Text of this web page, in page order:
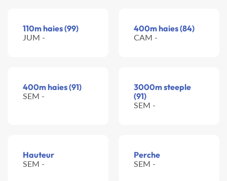
110m haies (99)
JUM -
400m haies (84)
CAM -
400m haies (91)
SEM -
3000m steeple
(91)
SEM -
Hauteur
SEM -
Perche
SEM -